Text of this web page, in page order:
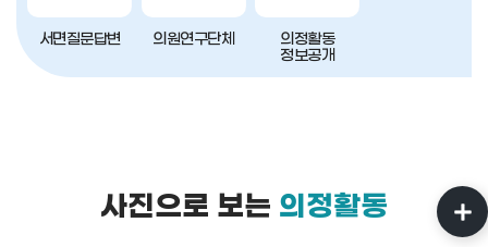
서면질문답변 의원연구단체
의정활동
정보공개
사진으로 보는 의정활동